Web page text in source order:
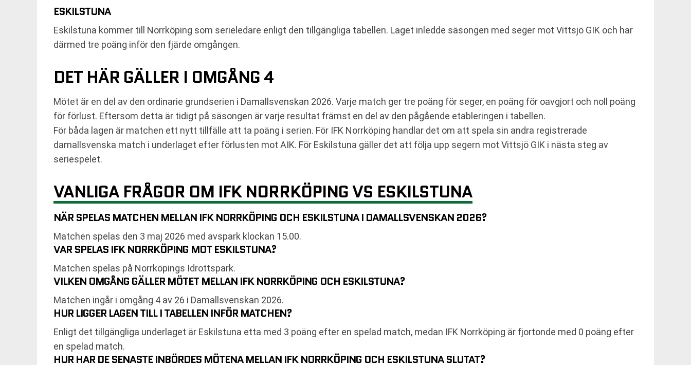
ESKILSTUNA
Eskilstuna kommer till Norrköping som serieledare enligt den tillgängliga tabellen. Laget inledde säsongen med seger mot Vittsjö GIK och har
därmed tre poäng inför den fjärde omgången.
DET HÄR GÄLLER I OMGÅNG 4
Mötet är en del av den ordinarie grundserien i Damallsvenskan 2026. Varje match ger tre poäng för seger, en poäng för oavgjort och noll poäng
för förlust. Eftersom detta är tidigt på säsongen är varje resultat främst en del av den pågående etableringen i tabellen.
För båda lagen är matchen ett nytt tillfälle att ta poäng i serien. För IFK Norrköping handlar det om att spela sin andra registrerade
damallsvenska match i underlaget efter förlusten mot AIK. För Eskilstuna gäller det att följa upp segern mot Vittsjö GIK i nästa steg av
seriespelet.
VANLIGA FRÅGOR OM IFK NORRKÖPING VS ESKILSTUNA
NÄR SPELAS MATCHEN MELLAN IFK NORRKÖPING OCH ESKILSTUNA I DAMALLSVENSKAN 2026?
Matchen spelas den 3 maj 2026 med avspark klockan 15.00.
VAR SPELAS IFK NORRKÖPING MOT ESKILSTUNA?
Matchen spelas på Norrköpings Idrottspark.
VILKEN OMGÅNG GÄLLER MÖTET MELLAN IFK NORRKÖPING OCH ESKILSTUNA?
Matchen ingår i omgång 4 av 26 i Damallsvenskan 2026.
HUR LIGGER LAGEN TILL I TABELLEN INFÖR MATCHEN?
Enligt det tillgängliga underlaget är Eskilstuna etta med 3 poäng efter en spelad match, medan IFK Norrköping är fjortonde med 0 poäng efter
en spelad match.
HUR HAR DE SENASTE INBÖRDES MÖTENA MELLAN IFK NORRKÖPING OCH ESKILSTUNA SLUTAT?